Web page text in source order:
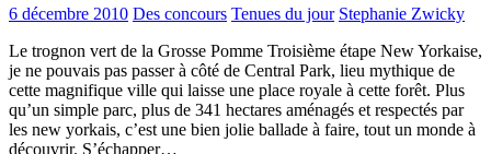
6 décembre 2010 Des concours Tenues du jour Stephanie Zwicky
Le trognon vert de la Grosse Pomme Troisième étape New Yorkaise,
je ne pouvais pas passer à côté de Central Park, lieu mythique de
cette magnifique ville qui laisse une place royale à cette forêt. Plus
qu’un simple parc, plus de 341 hectares aménagés et respectés par
les new yorkais, c’est une bien jolie ballade à faire, tout un monde à
découvrir. S’échapper…